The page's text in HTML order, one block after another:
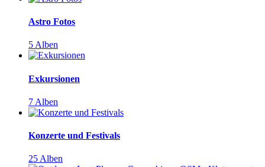
Astro Fotos
5 Alben
Exkursionen
7 Alben
Konzerte und Festivals
25 Alben